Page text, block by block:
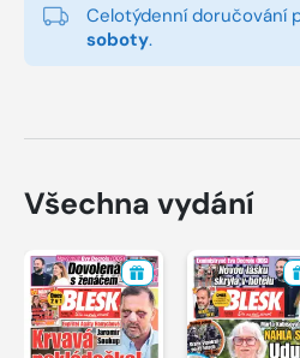
Celotýdenní doručování
soboty.
Všechna vydání